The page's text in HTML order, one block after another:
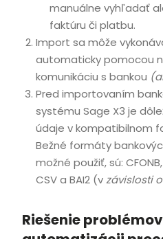
manuálne vyhľadať
faktúru či platbu.
Import sa môže
automaticky pomocou
komunikáciu s bankou
Pred importovaním
systému Sage X3 je
údaje v kompatibilnom
Bežné formáty
možné použiť, sú:
CSV a BAI2 (vzávislosti
Riešenie